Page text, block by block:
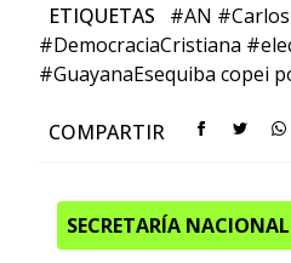
ETIQUETAS
#AN
#DemocraciaCristiana
#GuayanaEsequiba copei
COMPARTIR
SECRETARÍA